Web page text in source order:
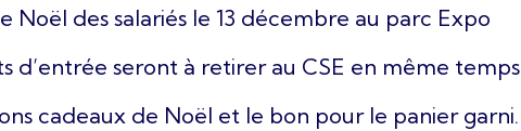
Noël des salariés le 13 décembre au parc Expo
d’entrée seront à retirer au CSE en même temps
cadeaux de Noël et le bon pour le panier garni.